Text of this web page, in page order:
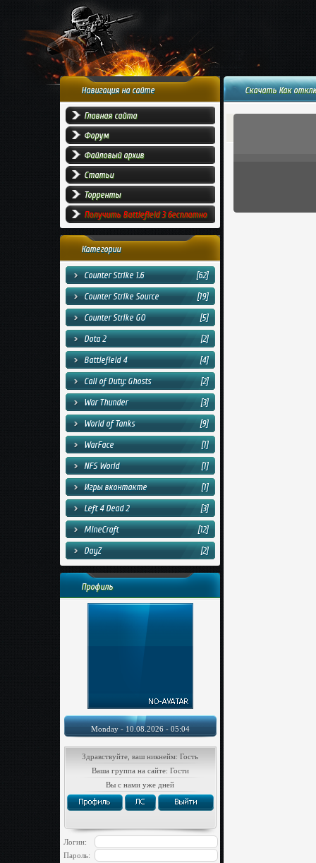
Навигация на сайте
Главная сайта
Форум
Файловый архив
Статьи
Торренты
Получить Battlefield 3 бесплатно
Категории
Counter Strike 1.6
[62]
Counter Strike Source
[19]
Counter Strike GO
[5]
Dota 2
[2]
Battlefield 4
[4]
Call of Duty: Ghosts
[2]
War Thunder
[3]
World of Tanks
[9]
WarFace
[1]
NFS World
[1]
Игры вконтакте
[1]
Left 4 Dead 2
[3]
MineCraft
[12]
DayZ
[2]
Профиль
Monday - 10.08.2026 - 05:04
Здравствуйте, ваш никнейм: Гость
Ваша группа на сайте: Гости
Вы с нами уже дней
Логин:
Пароль:
Скачать Как